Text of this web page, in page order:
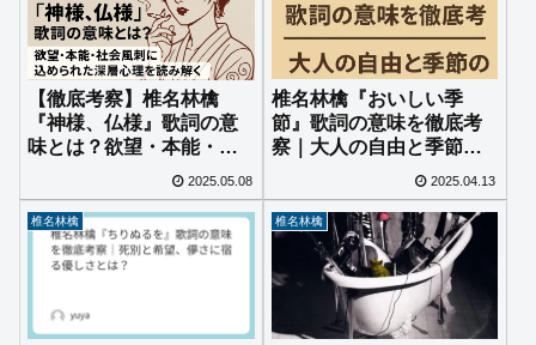
【徹底考察】椎名林檎
『神様、仏様』歌詞の意
味とは？欲望・本能・社
会風刺に込められた深層
心理を読み解く
2025.05.08
椎名林檎『おいしい季
節』歌詞の意味を徹底考
察｜大人の自由と季節の
2025.04.13
椎名林檎 椎名林檎